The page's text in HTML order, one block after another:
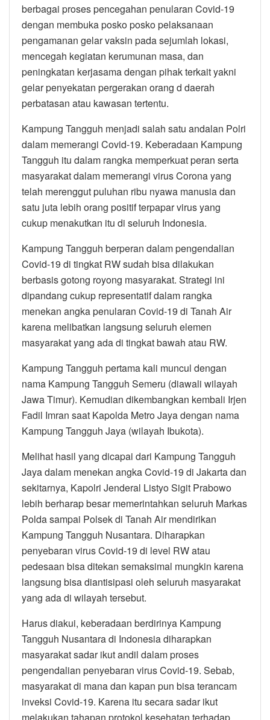
berbagai proses pencegahan penularan Covid-19
dengan membuka posko posko pelaksanaan
pengamanan gelar vaksin pada sejumlah lokasi,
mencegah kegiatan kerumunan masa, dan
peningkatan kerjasama dengan pihak terkait yakni
gelar penyekatan pergerakan orang d daerah
perbatasan atau kawasan tertentu.
Kampung Tangguh menjadi salah satu andalan Polri
dalam memerangi Covid-19. Keberadaan Kampung
Tangguh itu dalam rangka memperkuat peran serta
masyarakat dalam memerangi virus Corona yang
telah merenggut puluhan ribu nyawa manusia dan
satu juta lebih orang positif terpapar virus yang
cukup menakutkan itu di seluruh Indonesia.
Kampung Tangguh berperan dalam pengendalian
Covid-19 di tingkat RW sudah bisa dilakukan
berbasis gotong royong masyarakat. Strategi ini
dipandang cukup representatif dalam rangka
menekan angka penularan Covid-19 di Tanah Air
karena melibatkan langsung seluruh elemen
masyarakat yang ada di tingkat bawah atau RW.
Kampung Tangguh pertama kali muncul dengan
nama Kampung Tangguh Semeru (diawali wilayah
Jawa Timur). Kemudian dikembangkan kembali Irjen
Fadil Imran saat Kapolda Metro Jaya dengan nama
Kampung Tangguh Jaya (wilayah Ibukota).
Melihat hasil yang dicapai dari Kampung Tangguh
Jaya dalam menekan angka Covid-19 di Jakarta dan
sekitarnya, Kapolri Jenderal Listyo Sigit Prabowo
lebih berharap besar memerintahkan seluruh Markas
Polda sampai Polsek di Tanah Air mendirikan
Kampung Tangguh Nusantara. Diharapkan
penyebaran virus Covid-19 di level RW atau
pedesaan bisa ditekan semaksimal mungkin karena
langsung bisa diantisipasi oleh seluruh masyarakat
yang ada di wilayah tersebut.
Harus diakui, keberadaan berdirinya Kampung
Tangguh Nusantara di Indonesia diharapkan
masyarakat sadar ikut andil dalam proses
pengendalian penyebaran virus Covid-19. Sebab,
masyarakat di mana dan kapan pun bisa terancam
inveksi Covid-19. Karena itu secara sadar ikut